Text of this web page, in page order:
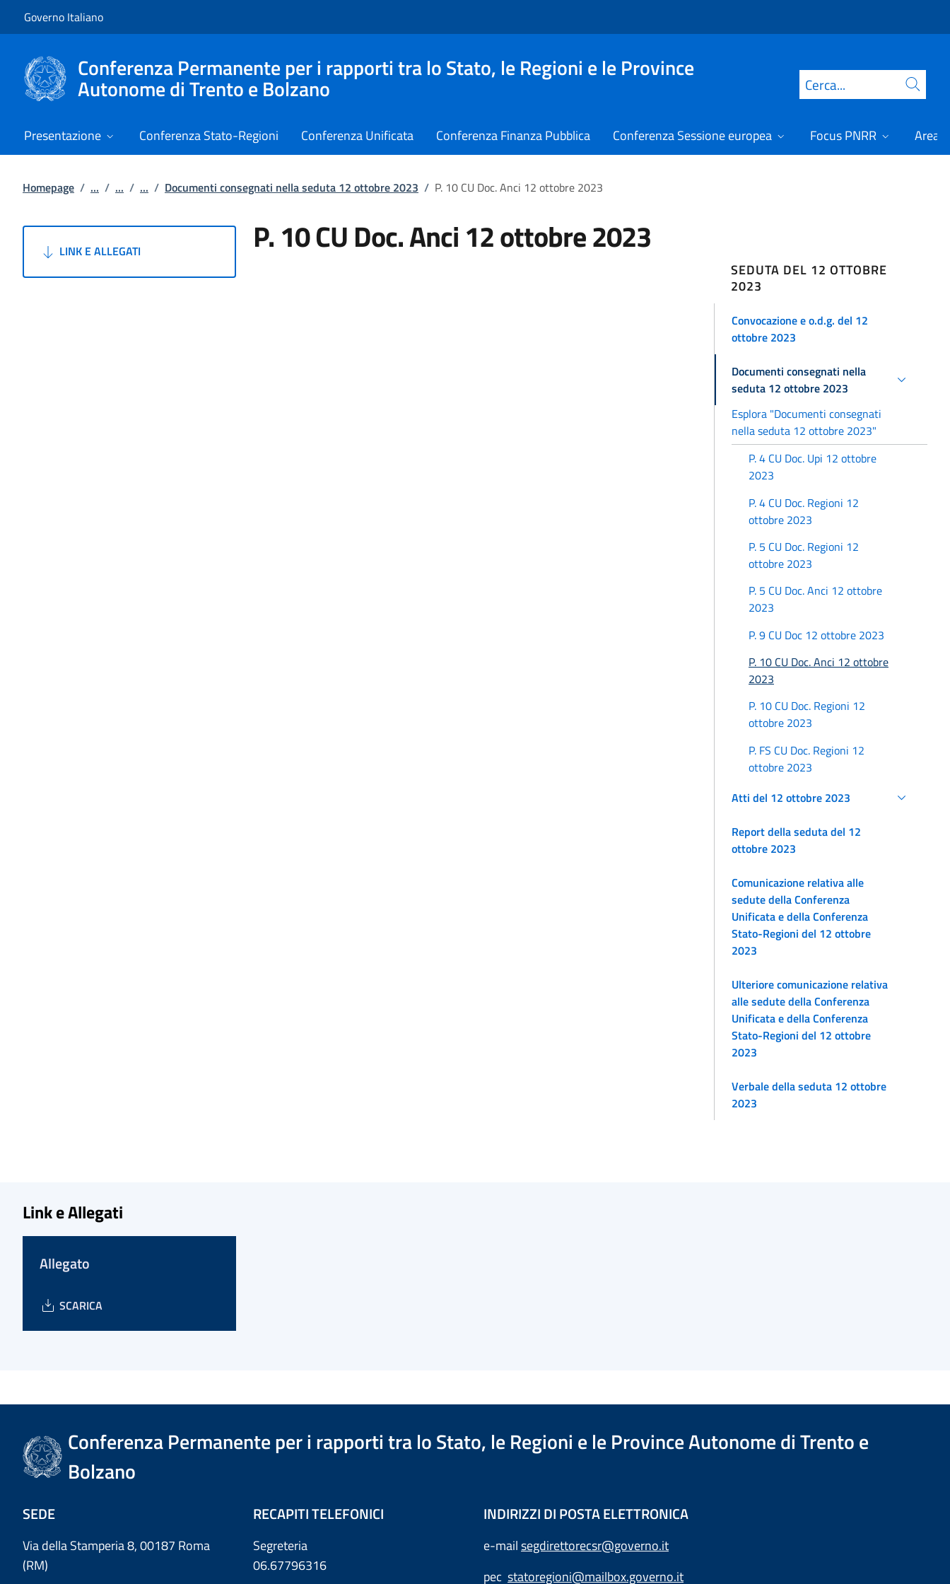
Governo Italiano
Conferenza Permanente per i rapporti tra lo Stato, le Regioni e le Province
Autonome di Trento e Bolzano Cerca
Presentazione Conferenza Stato-Regioni Conferenza Unificata Conferenza Finanza Pubblica Conferenza Sessione europea Focus PNRR Area
Homepage / ... / ... / ... / Documenti consegnati nella seduta 12 ottobre 2023 / P. 10 CU Doc. Anci 12 ottobre 2023
LINK E ALLEGATI P. 10 CU Doc. Anci 12 ottobre 2023
SEDUTA DEL 12 OTTOBRE
2023
Convocazione e o.d.g. del 12
ottobre 2023
Documenti consegnati nella
seduta 12 ottobre 2023
Esplora "Documenti consegnati
nella seduta 12 ottobre 2023"
P. 4 CU Doc. Upi 12 ottobre
2023
P. 4 CU Doc. Regioni 12
ottobre 2023
P. 5 CU Doc. Regioni 12
ottobre 2023
P. 5 CU Doc. Anci 12 ottobre
2023
P. 9 CU Doc 12 ottobre 2023
P. 10 CU Doc. Anci 12 ottobre
2023
P. 10 CU Doc. Regioni 12
ottobre 2023
P. FS CU Doc. Regioni 12
ottobre 2023
Atti del 12 ottobre 2023
Report della seduta del 12
ottobre 2023
Comunicazione relativa alle
sedute della Conferenza
Unificata e della Conferenza
Stato-Regioni del 12 ottobre
2023
Ulteriore comunicazione relativa
alle sedute della Conferenza
Unificata e della Conferenza
Stato-Regioni del 12 ottobre
2023
Verbale della seduta 12 ottobre
2023
Link e Allegati
Allegato
SCARICA
Conferenza Permanente per i rapporti tra lo Stato, le Regioni e le Province Autonome di Trento e
Bolzano
SEDE
Via della Stamperia 8, 00187 Roma
(RM)
RECAPITI TELEFONICI
Segreteria
06.67796316
INDIRIZZI DI POSTA ELETTRONICA
e-mailsegdirettorecsr@governo.it
pec statoregioni@mailbox.governo.it